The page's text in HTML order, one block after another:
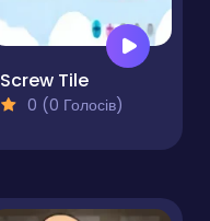
Screw Tile
0 (0 Голосів)